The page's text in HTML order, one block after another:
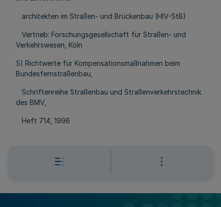
architekten im Straßen- und Brückenbau (HIV-StB)
Vertrieb: Forschungsgesellschaft für Straßen- und
Verkehrswesen, Köln
5) Richtwerte für Kompensationsmaßnahmen beim
Bundesfernstraßenbau,
Schriftenreihe Straßenbau und Straßenverkehrstechnik
des BMV,
Heft 714, 1996